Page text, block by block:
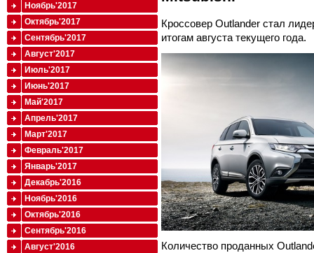
Кроссовер Outlander стал
итогам августа текущего года.
Количество проданных
Ноябрь'2017
Октябрь'2017
Сентябрь'2017
Август'2017
Июль'2017
Июнь'2017
Май'2017
Апрель'2017
Март'2017
Февраль'2017
Январь'2017
Декабрь'2016
Ноябрь'2016
Октябрь'2016
Сентябрь'2016
Август'2016